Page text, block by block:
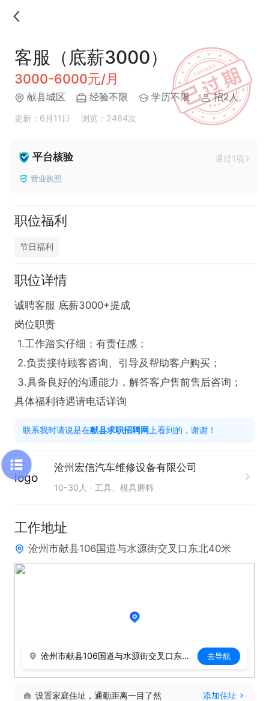
客服（底薪3000）
3000-6000元/月
献县城区 经验不限 学历不限 招2人
更新：6月11日 浏览：2484次
平台核验 通过1项
营业执照
职位福利
节日福利
职位详情
诚聘客服 底薪3000+提成
岗位职责
具体福利待遇请电话详询
联系我时请说是在献县求职招聘网 上看到的，谢谢！
沧州宏信汽车维修设备有限公司
10-30人 工具、模具磨料
工作地址
沧州市献县106国道与水源街交叉口东北40米
沧州市献县106国道与水源街交叉口东北40米 去导航
设置家庭住址，通勤距离一目了然 添加住址